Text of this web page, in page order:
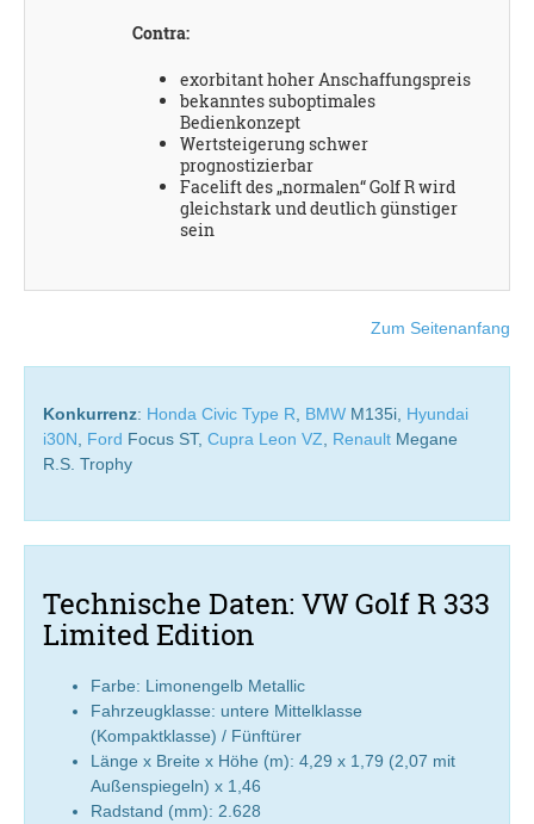
Contra:
exorbitant hoher Anschaffungspreis
bekanntes suboptimales
Bedienkonzept
Wertsteigerung schwer
prognostizierbar
Facelift des „normalen“ Golf R wird
gleichstark und deutlich günstiger
sein
Zum Seitenanfang
Konkurrenz: Honda Civic Type R, BMW M135i, Hyundai
i30N, Ford Focus ST, Cupra Leon VZ, Renault Megane
R.S. Trophy
Technische Daten: VW Golf R 333
Limited Edition
Farbe: Limonengelb Metallic
Fahrzeugklasse: untere Mittelklasse
(Kompaktklasse) / Fünftürer
Länge x Breite x Höhe (m): 4,29 x 1,79 (2,07 mit
Außenspiegeln) x 1,46
Radstand (mm): 2.628